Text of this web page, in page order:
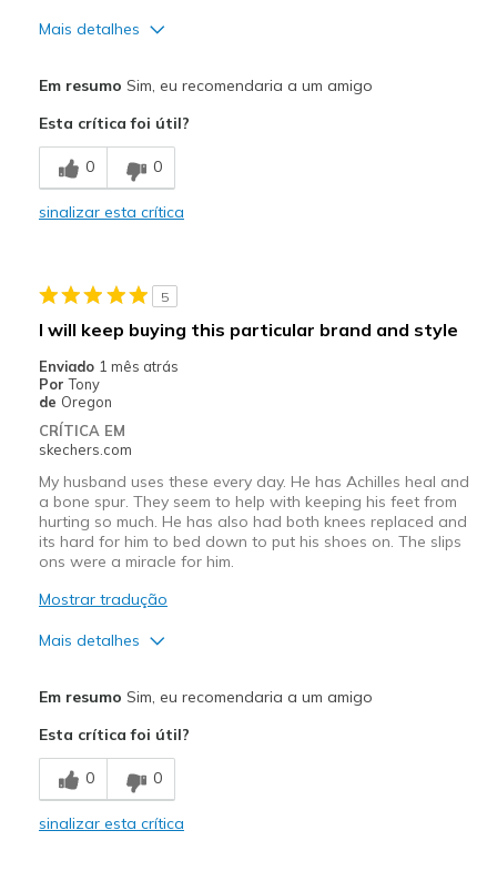
Mais detalhes
Comfortable
Durable
Casual Wear
Travel
Width
View On Shoes
Shoes are for Wearing
Em resumo Sim, eu recomendaria a um amigo
Esta crítica foi útil?
0 0
sinalizar esta crítica
5
I will keep buying this particular brand and style
Enviado 1 mês atrás
Por Tony
de Oregon
CRÍTICA EM
skechers.com
My husband uses these every day. He has Achilles heal and
a bone spur. They seem to help with keeping his feet from
hurting so much. He has also had both knees replaced and
its hard for him to bed down to put his shoes on. The slips
ons were a miracle for him.
Mostrar tradução
Mais detalhes
Em resumo Sim, eu recomendaria a um amigo
Esta crítica foi útil?
0 0
sinalizar esta crítica